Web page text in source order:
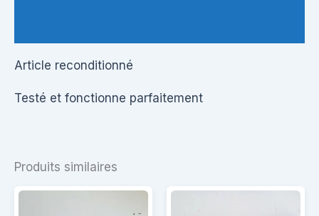
Article reconditionné
Testé et fonctionne parfaitement
Produits similaires